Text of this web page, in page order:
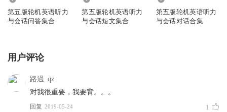
第五版轮机英语听力
与会话问答集合
第五版轮机英语听力
与会话短文集合
第五版轮机英语听力
与会话对话合集
用户评论
路過_qz
对我很重要，我要背。。。
回复 2019-05-24 1